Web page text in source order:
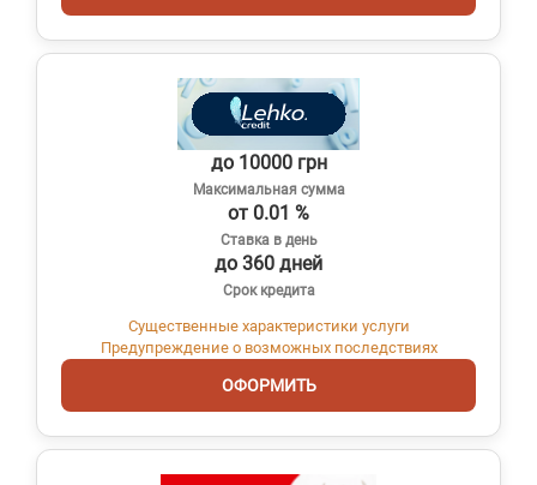
до 10000 грн
Максимальная сумма
от 0.01 %
Ставка в день
до 360 дней
Срок кредита
Существенные характеристики услуги
Предупреждение о возможных последствиях
ОФОРМИТЬ